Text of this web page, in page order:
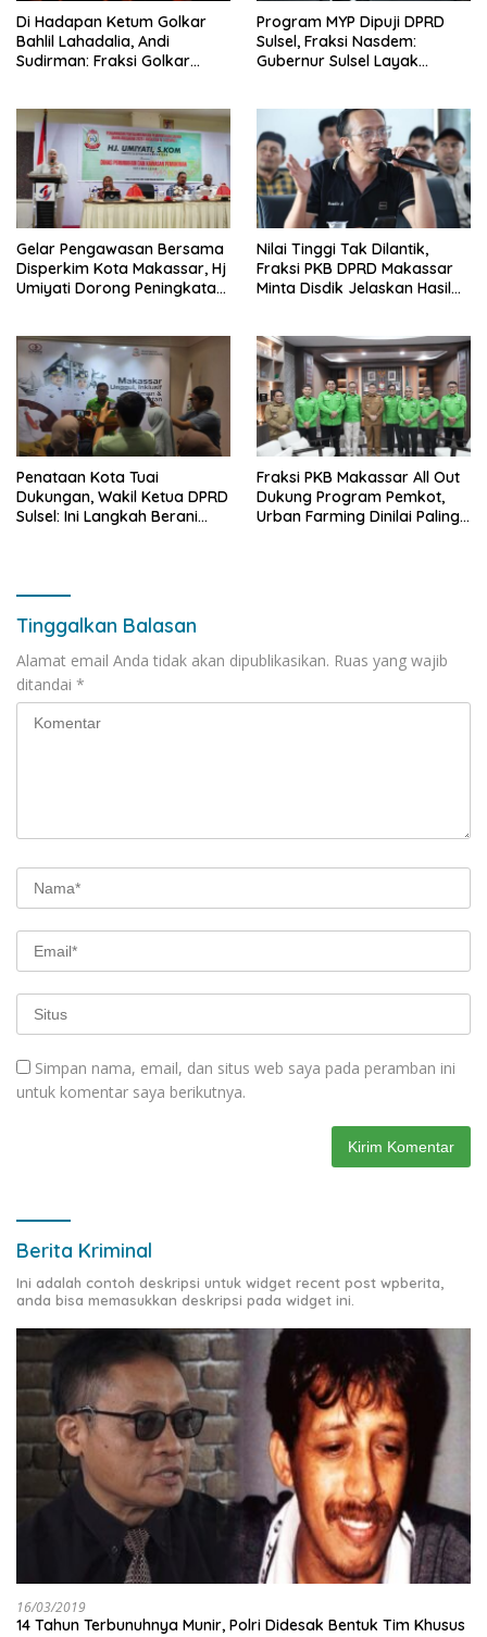
Di Hadapan Ketum Golkar
Bahlil Lahadalia, Andi
Sudirman: Fraksi Golkar
Program MYP Dipuji DPRD
Sulsel, Fraksi Nasdem:
Gubernur Sulsel Layak
Gelar Pengawasan Bersama
Disperkim Kota Makassar, Hj
Umiyati Dorong Peningkatan
Nilai Tinggi Tak Dilantik,
Fraksi PKB DPRD Makassar
Minta Disdik Jelaskan Hasil
Penataan Kota Tuai
Dukungan, Wakil Ketua DPRD
Sulsel: Ini Langkah Berani
Fraksi PKB Makassar All Out
Dukung Program Pemkot,
Urban Farming Dinilai Paling
Tinggalkan Balasan
Alamat email Anda tidak akan dipublikasikan. Ruas yang wajib
ditandai *
Simpan nama, email, dan situs web saya pada peramban ini
untuk komentar saya berikutnya.
Berita Kriminal
Ini adalah contoh deskripsi untuk widget recent post wpberita,
anda bisa memasukkan deskripsi pada widget ini.
16/03/2019
14 Tahun Terbunuhnya Munir, Polri Didesak Bentuk Tim Khusus